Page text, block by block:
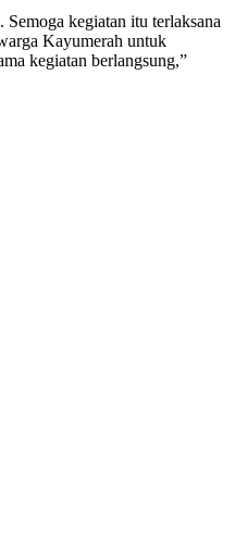
kegiatan itu terlaksana
Kayumerah untuk
kegiatan berlangsung,”